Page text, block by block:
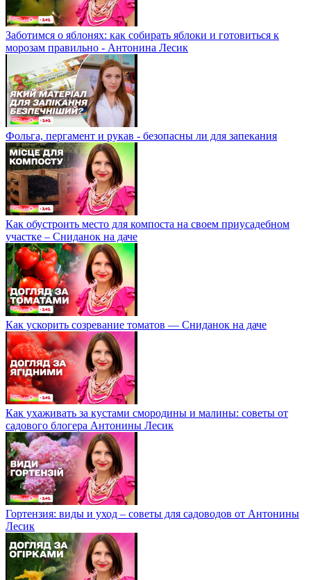
Заботимся о яблонях: как собирать яблоки и готовиться к
морозам правильно - Антонина Лесик
Фольга, пергамент и рукав - безопасны ли для запекания
Как обустроить место для компоста на своем приусадебном
участке – Сниданок на даче
Как ускорить созревание томатов — Сниданок на даче
Как ухаживать за кустами смородины и малины: советы от
садового блогера Антонины Лесик
Гортензия: виды и уход – советы для садоводов от Антонины
Лесик